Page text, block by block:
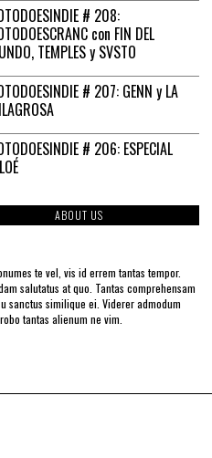
# 208:
con FIN DEL
TEMPLES y SVSTO
# 207: GENN y LA
# 206: ESPECIAL
ABOUT US
te vel, vis id errem tantas tempor.
salutatus at quo. Tantas comprehensam
sanctus similique ei. Viderer admodum
tantas alienum ne vim.